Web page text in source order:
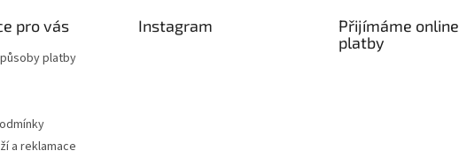
pro vás
platby
a reklamace
Instagram
Přijímáme online
platby